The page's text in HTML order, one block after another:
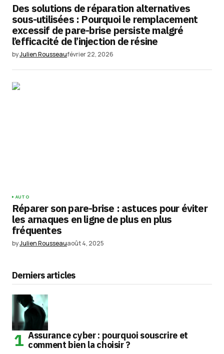
Des solutions de réparation alternatives
sous-utilisées : Pourquoi le remplacement
excessif de pare-brise persiste malgré
l’efficacité de l’injection de résine
byJulien Rousseaufévrier 22, 2026
AUTO
Réparer son pare-brise : astuces pour éviter
les arnaques en ligne de plus en plus
fréquentes
byJulien Rousseauaoût 4, 2025
Derniers articles
Assurance cyber : pourquoi souscrire et
comment bien la choisir ?